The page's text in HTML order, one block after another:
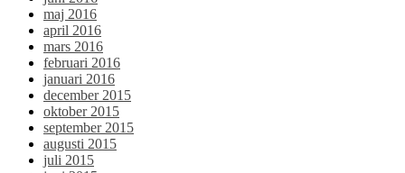
maj 2016
april 2016
mars 2016
februari 2016
januari 2016
december 2015
oktober 2015
september 2015
augusti 2015
juli 2015